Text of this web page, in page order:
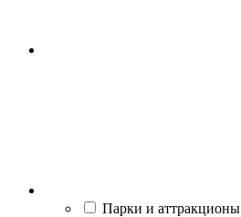
Парки и аттракционы